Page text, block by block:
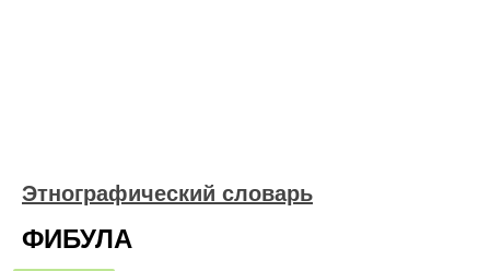
Этнографический словарь
ФИБУЛА